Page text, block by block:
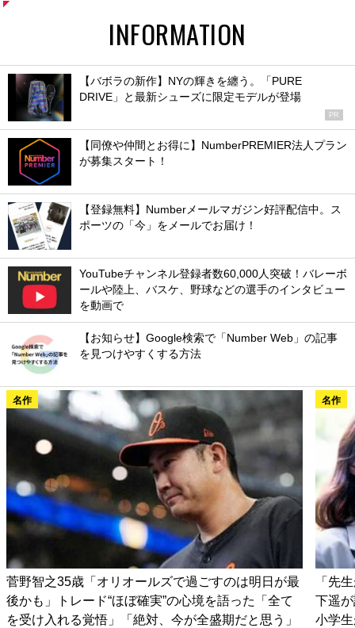
INFORMATION
【バボラの新作】NYの輝きを纏う。「PURE
DRIVE」と最新シューズに限定モデルが登場
PR
【同僚や仲間とお得に】NumberPREMIER法人プラン
が募集スタート！
【登録無料】Numberメールマガジン好評配信中。ス
ポーツの「今」をメールでお届け！
YouTubeチャンネル登録者数60,000人突破！バレーボ
ールや陸上、バスケ、野球などの選手のインタビュー
を動画で
【お知らせ】Google検索で「Number Web」の記事
を見つけやすくする方法
名作
菅野智之35歳「オリオールズで過ごすのは明日が最
後かも」トレード“ほぼ確実”の心境を語った「全て
を受け入れる覚悟」「絶対、今が全盛期だと思う」
名作
「先
下遥
小学